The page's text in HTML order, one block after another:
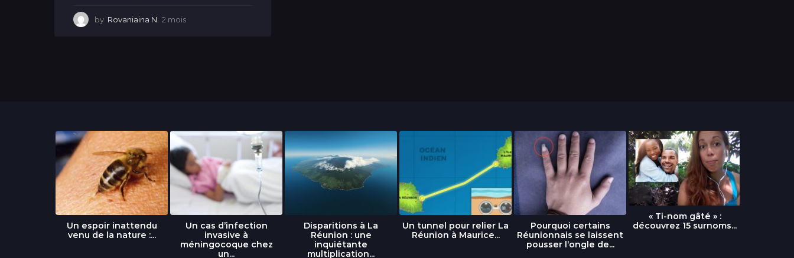
by Rovaniaina N. 2 mois
Un espoir inattendu
venu de la nature :...
Un cas d’infection
invasive à
méningocoque chez
un...
Disparitions à La
Réunion : une
inquiétante
multiplication...
Un tunnel pour relier La
Réunion à Maurice...
Pourquoi certains
Réunionnais se laissent
pousser l’ongle de...
« Ti-nom gâté » :
découvrez 15 surnoms...